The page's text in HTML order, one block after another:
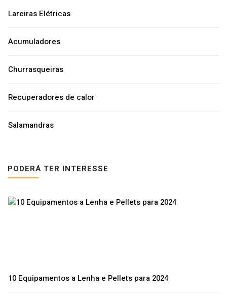
Lareiras Elétricas
Acumuladores
Churrasqueiras
Recuperadores de calor
Salamandras
PODERÁ TER INTERESSE
10 Equipamentos a Lenha e Pellets para 2024